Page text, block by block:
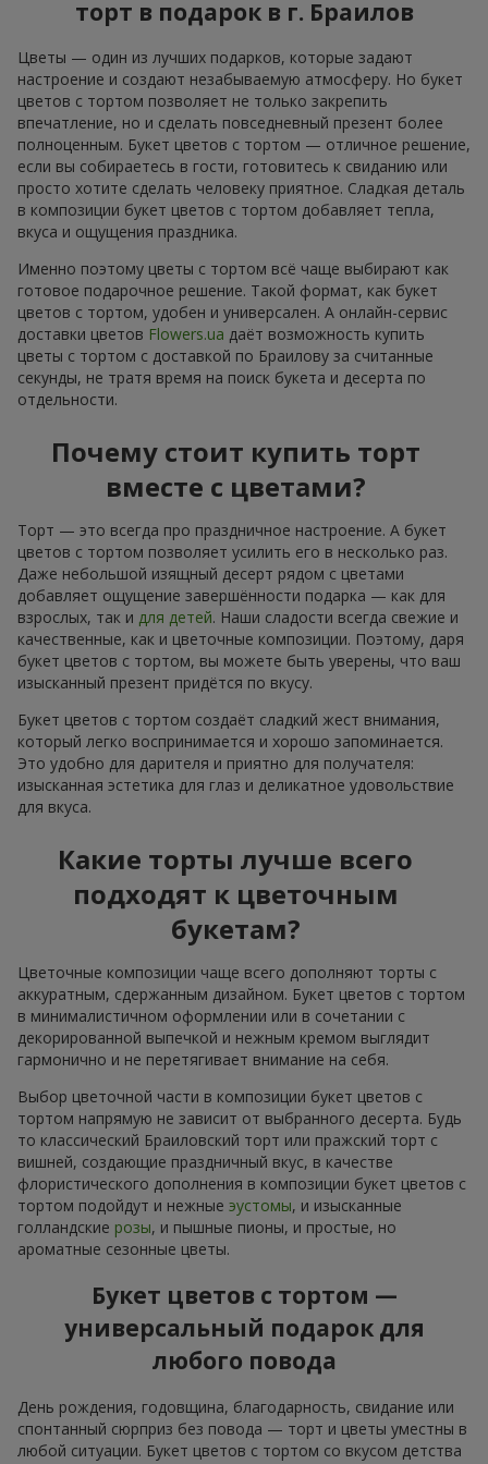
торт в подарок в г. Браилов
Цветы — один из лучших подарков, которые задают
настроение и создают незабываемую атмосферу. Но букет
цветов с тортом позволяет не только закрепить
впечатление, но и сделать повседневный презент более
полноценным. Букет цветов с тортом — отличное решение,
если вы собираетесь в гости, готовитесь к свиданию или
просто хотите сделать человеку приятное. Сладкая деталь
в композиции букет цветов с тортом добавляет тепла,
вкуса и ощущения праздника.
Именно поэтому цветы с тортом всё чаще выбирают как
готовое подарочное решение. Такой формат, как букет
цветов с тортом, удобен и универсален. А онлайн-сервис
доставки цветов Flowers.ua даёт возможность купить
цветы с тортом с доставкой по Браилову за считанные
секунды, не тратя время на поиск букета и десерта по
отдельности.
Почему стоит купить торт
вместе с цветами?
Торт — это всегда про праздничное настроение. А букет
цветов с тортом позволяет усилить его в несколько раз.
Даже небольшой изящный десерт рядом с цветами
добавляет ощущение завершённости подарка — как для
взрослых, так и для детей. Наши сладости всегда свежие и
качественные, как и цветочные композиции. Поэтому, даря
букет цветов с тортом, вы можете быть уверены, что ваш
изысканный презент придётся по вкусу.
Букет цветов с тортом создаёт сладкий жест внимания,
который легко воспринимается и хорошо запоминается.
Это удобно для дарителя и приятно для получателя:
изысканная эстетика для глаз и деликатное удовольствие
для вкуса.
Какие торты лучше всего
подходят к цветочным
букетам?
Цветочные композиции чаще всего дополняют торты с
аккуратным, сдержанным дизайном. Букет цветов с тортом
в минималистичном оформлении или в сочетании с
декорированной выпечкой и нежным кремом выглядит
гармонично и не перетягивает внимание на себя.
Выбор цветочной части в композиции букет цветов с
тортом напрямую не зависит от выбранного десерта. Будь
то классический Браиловский торт или пражский торт с
вишней, создающие праздничный вкус, в качестве
флористического дополнения в композиции букет цветов с
тортом подойдут и нежные эустомы, и изысканные
голландские розы, и пышные пионы, и простые, но
ароматные сезонные цветы.
Букет цветов с тортом —
универсальный подарок для
любого повода
День рождения, годовщина, благодарность, свидание или
спонтанный сюрприз без повода — торт и цветы уместны в
любой ситуации. Букет цветов с тортом со вкусом детства